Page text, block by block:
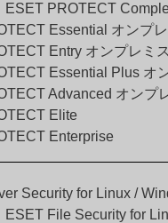
ESET PROTECT
Essential オンプ
Entry オンプレミス
Essential Plus オ
Advanced オンプ
Elite
Enterprise
Security for Linux /
ESET File Security for